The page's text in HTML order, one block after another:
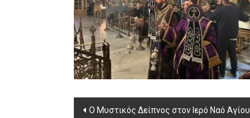
Post
Ο Μυστικός Δείπνος στον Ιερό Ναό Αγίου